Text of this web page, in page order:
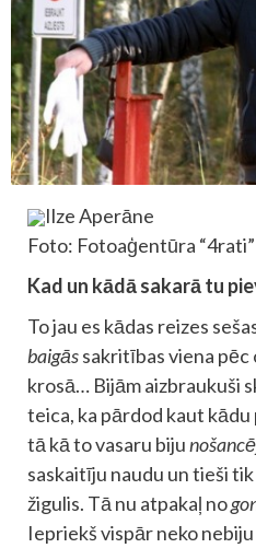
Ilze Aperāne
Foto: Fotoaģentūra “4rati”
Kad un kādā sakarā tu
To jau es kādas reizes
baigāssakritības viena pēc
krosā… Bijām aizbraukuši
teica, ka pārdod kaut
tā kā to vasaru biju
saskaitīju naudu un tieši
žigulis. Tā nu atpakaļ no
Iepriekš vispār neko